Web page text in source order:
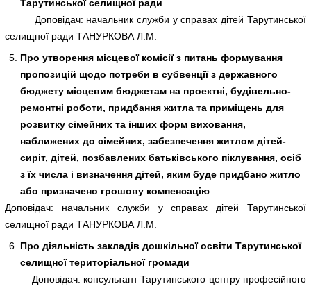
Тарутинської селищної ради
Доповідач: начальник служби у справах дітей Тарутинської
селищної ради ТАНУРКОВА Л.М.
Про утворення місцевої комісії з питань формування
пропозицій щодо потреби в субвенції з державного
бюджету місцевим бюджетам на проектні, будівельно-
ремонтні роботи, придбання житла та приміщень для
розвитку сімейних та інших форм виховання,
наближених до сімейних, забезпечення житлом дітей-
сиріт, дітей, позбавлених батьківського піклування, осіб
з їх числа і визначення дітей, яким буде придбано житло
або призначено грошову компенсацію
Доповідач: начальник служби у справах дітей Тарутинської
селищної ради ТАНУРКОВА Л.М.
Про діяльність закладів дошкільної освіти Тарутинської
селищної територіальної громади
Доповідач: консультант Тарутинського центру професійного